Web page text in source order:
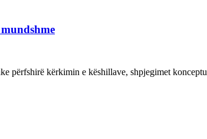
përfshirë kërkimin e këshillave, shpjegimet